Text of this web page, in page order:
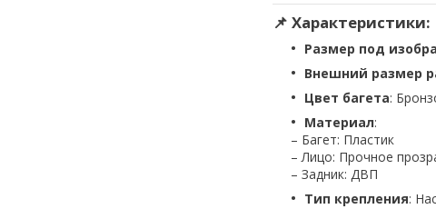
📌 Характеристики:
Размер под
Внешний размер
Цвет багета:
Материал:
– Багет: Пластик
– Лицо: Прочное
– Задник: ДВП
Тип крепления: